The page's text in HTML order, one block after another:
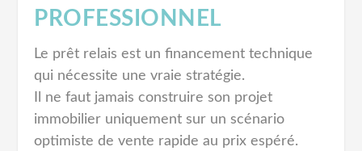
PROFESSIONNEL
Le prêt relais est un financement technique
qui nécessite une vraie stratégie.
Il ne faut jamais construire son projet
immobilier uniquement sur un scénario
optimiste de vente rapide au prix espéré.